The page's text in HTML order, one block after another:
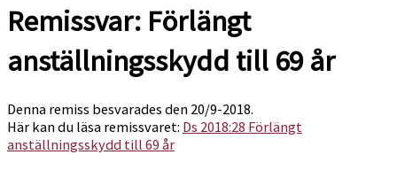
Remissvar: Förlängt
anställningsskydd till 69 år
Denna remiss besvarades den 20/9-2018.
Här kan du läsa remissvaret: Ds 2018:28 Förlängt
anställningsskydd till 69 år